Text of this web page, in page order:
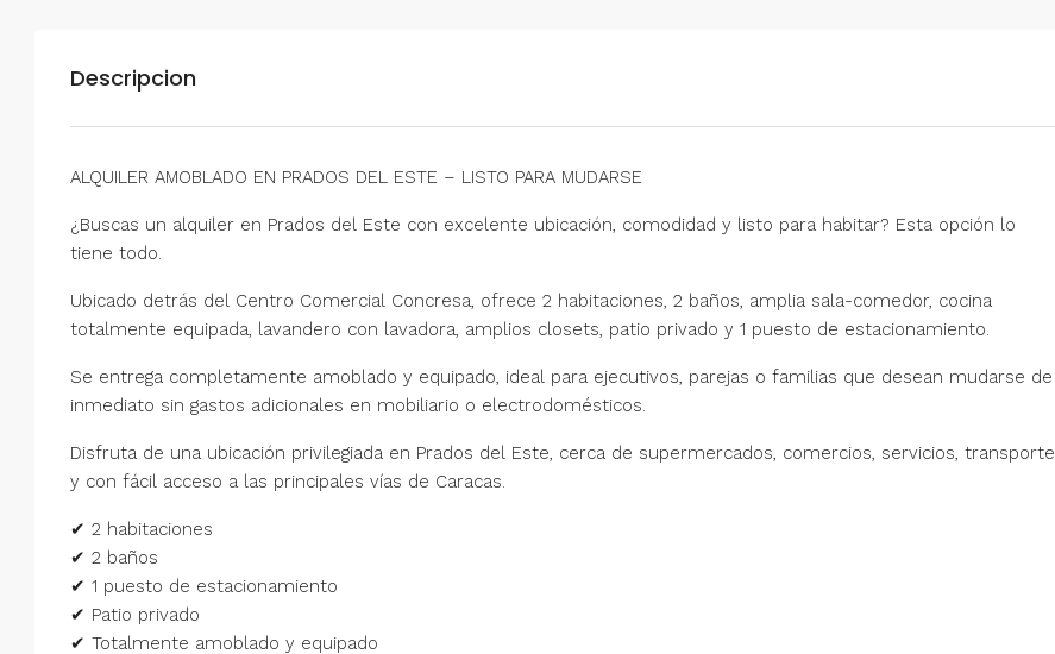
Descripcion
ALQUILER AMOBLADO EN PRADOS DEL ESTE – LISTO PARA MUDARSE
¿Buscas un alquiler en Prados del Este con excelente ubicación, comodidad y listo para habitar? Esta opción lo
tiene todo.
Ubicado detrás del Centro Comercial Concresa, ofrece 2 habitaciones, 2 baños, amplia sala-comedor, cocina
totalmente equipada, lavandero con lavadora, amplios closets, patio privado y 1 puesto de estacionamiento.
Se entrega completamente amoblado y equipado, ideal para ejecutivos, parejas o familias que desean mudarse de
inmediato sin gastos adicionales en mobiliario o electrodomésticos.
Disfruta de una ubicación privilegiada en Prados del Este, cerca de supermercados, comercios, servicios, transporte
y con fácil acceso a las principales vías de Caracas.
✔ 2 habitaciones
✔ 2 baños
✔ 1 puesto de estacionamiento
✔ Patio privado
✔ Totalmente amoblado y equipado